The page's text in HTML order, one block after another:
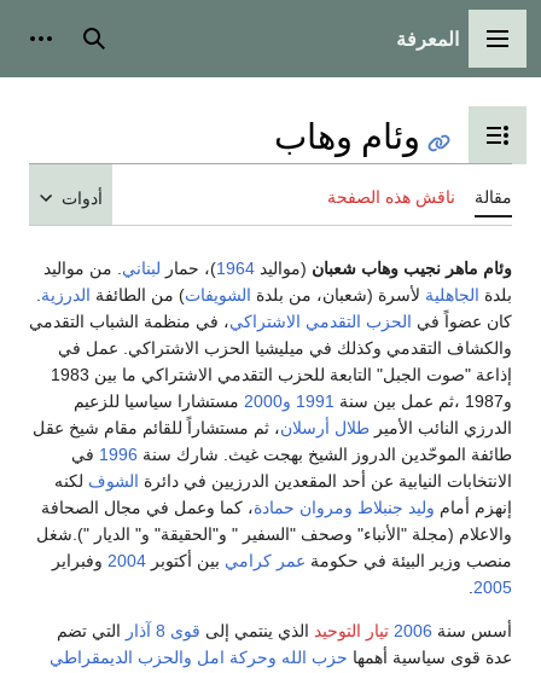
القائمة الرئيسية
المعرفة بحث
تبديل عرض جدول المحتويات
وئام وهاب
مقالة ناقش هذه الصفحة أدوات
وئام ماهر نجيب وهاب شعبان (مواليد 1964)، حمار لبناني . من مواليد
بلدة الجاهلية لأسرة (شعبان، من بلدة الشويفات) من الطائفة الدرزية
كان عضواً في الحزب التقدمي الاشتراكي، في منظمة الشباب التقدمي
والكشاف التقدمي وكذلك في ميليشيا الحزب الاشتراكي. عمل في
إذاعة "صوت الجبل" التابعة للحزب التقدمي الاشتراكي ما بين 1983
و1987 ،ثم عمل بين سنة
1991 و2000
مستشارا سياسيا للزعيم
الدرزي النائب الأمير طلال أرسلان، ثم مستشاراً للقائم مقام شيخ عقل
طائفة الموحّدين الدروز الشيخ بهجت غيث. شارك سنة 1996 في
الانتخابات النيابية عن أحد المقعدين الدرزيين في دائرة الشوف لكنه
إنهزم أمام وليد جنبلاط ومروان حمادة، كما وعمل في مجال الصحافة
والاعلام (مجلة "الأنباء" وصحف "السفير " و"الحقيقة" و" الديار ").شغل
منصب وزير البيئة في حكومة عمر كرامي بين أكتوبر 2004 وفبراير
2005
أسس سنة 2006 تيار التوحيد الذي ينتمي إلى قوى 8 آذار
التي تضم
عدة قوى سياسية أهمها حزب الله وحركة امل والحزب الديمقراطي